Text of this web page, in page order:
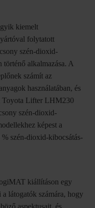
kiemelt
folytatott
szén-dioxid-
történő alkalmazása. A
számít az
használatában, és
Toyota Lifter LHM230
szén-dioxid-
képest a
szén-dioxid-kibocsátás-
kiállításon egy
látogatók számára, hogy